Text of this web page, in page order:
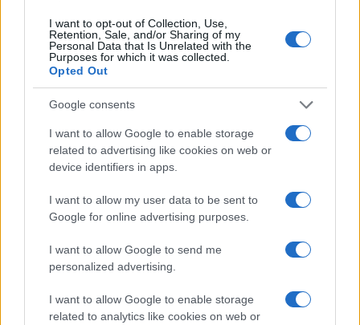
I want to opt-out of Collection, Use,
Retention, Sale, and/or Sharing of my
Personal Data that Is Unrelated with the
Purposes for which it was collected.
Opted Out
Google consents
I want to allow Google to enable storage
related to advertising like cookies on web or
device identifiers in apps.
I want to allow my user data to be sent to
Google for online advertising purposes.
I want to allow Google to send me
personalized advertising.
I want to allow Google to enable storage
related to analytics like cookies on web or
Continua a leggere
MERCATO E TRASFERIMENTI
Francesca Lombardi · 6 Ago 2026